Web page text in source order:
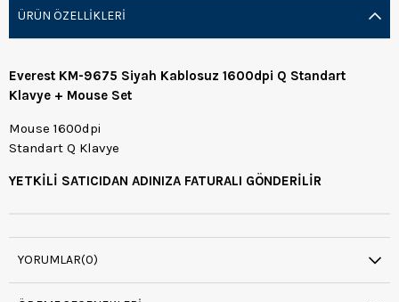
ÜRÜN ÖZELLIKLERI
Everest KM-9675 Siyah Kablosuz 1600dpi Q Standart
Klavye + Mouse Set
Mouse 1600dpi
Standart Q Klavye
YETKİLİ SATICIDAN ADINIZA FATURALI GÖNDERİLİR
YORUMLAR(0)